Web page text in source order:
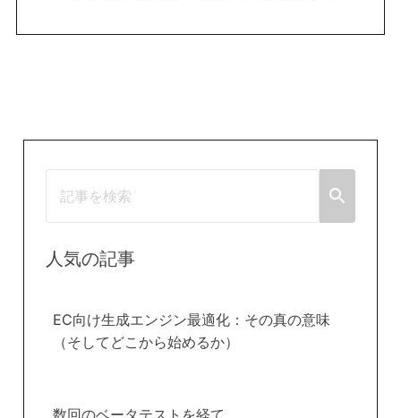
人気の記事
EC向け生成エンジン最適化：その真の意味
（そしてどこから始めるか）
数回のベータテストを経て